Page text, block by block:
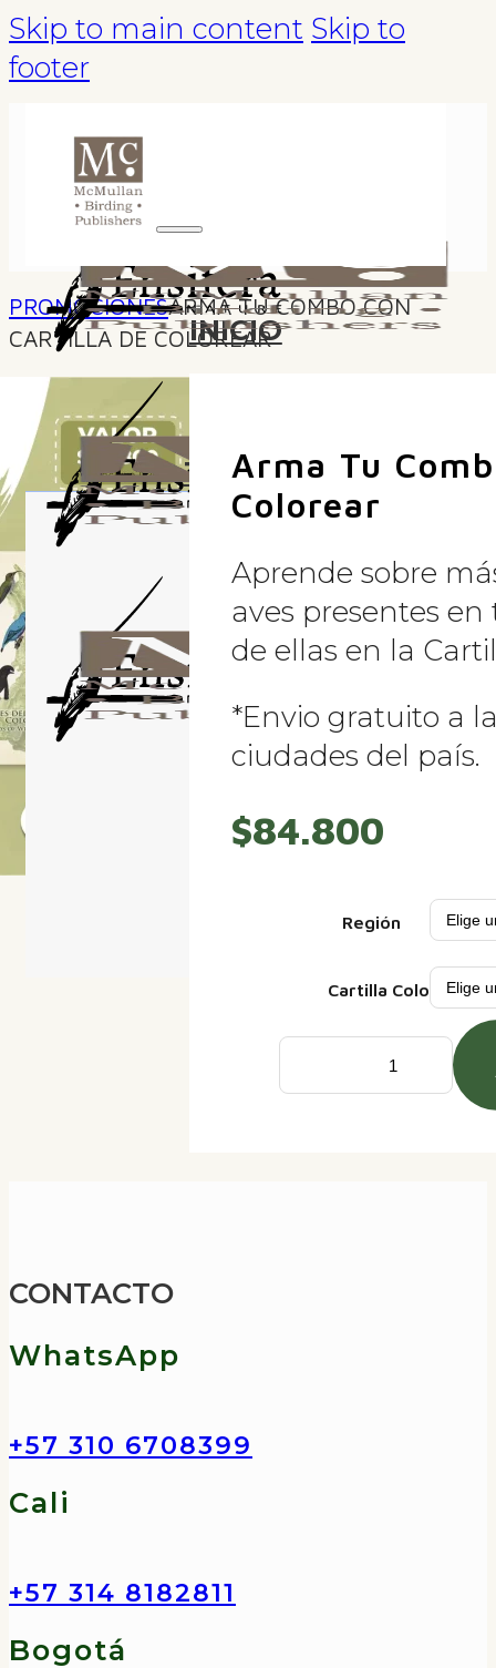
Skip to main content Skip to
footer
INICIO
TOURS
PROMOCIONESARMA TU COMBO CON
CARTILLA DE COLOREAR
Arma Tu
Colorear
Aprende sobre
aves presentes en
de ellas en la
*Envio gratuito a
ciudades del país.
$84.800
Región
Cartilla Colorea
Arma
CONTACTO
WhatsApp
+57 310 6708399
Cali
+57 314 8182811
Bogotá